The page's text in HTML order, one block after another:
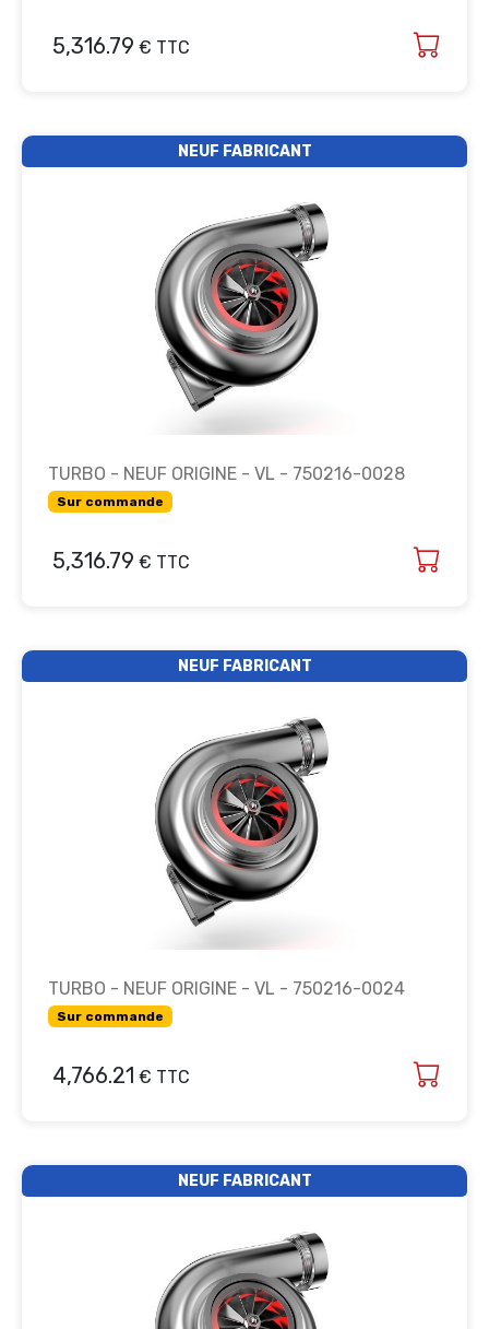
5,316.79 € TTC
NEUF FABRICANT
TURBO - NEUF ORIGINE - VL - 750216-0028
Sur commande
5,316.79 € TTC
NEUF FABRICANT
TURBO - NEUF ORIGINE - VL - 750216-0024
Sur commande
4,766.21 € TTC
NEUF FABRICANT